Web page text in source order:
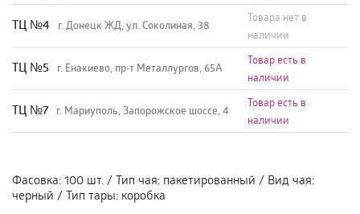
TЦ №4 г. Донецк ЖД, ул. Соколиная, 38
Товара нет в
наличии
TЦ №5 г. Енакиево, пр-т Металлургов, 65А
Товар есть в
наличии
ТЦ №7 г. Мариуполь, Запорожское шоссе, 4
Товар есть в
наличии
Фасовка: 100 шт. / Тип чая: пакетированный / Вид чая:
черный / Тип тары: коробка